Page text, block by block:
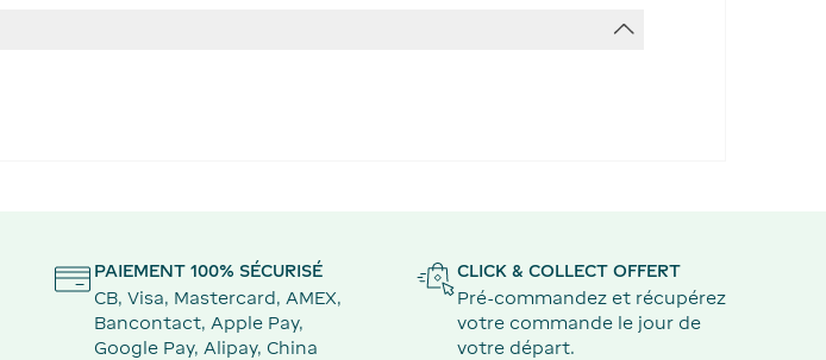
PAIEMENT 100% SÉCURISÉ
CB, Visa, Mastercard, AMEX,
Bancontact, Apple Pay,
Google Pay, Alipay, China
CLICK & COLLECT OFFERT
Pré-commandez et récupérez
votre commande le jour de
votre départ.